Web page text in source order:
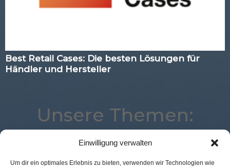
Einwilligung verwalten
Um dir ein optimales Erlebnis zu bieten, verwenden wir Technologien wie
Best Retail Cases: Die besten Lösungen für
Händler und Hersteller
Unsere Themen:
Location Analytics Augmented Reality
Logistik